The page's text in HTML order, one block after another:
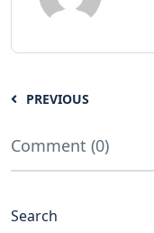
PREVIOUS
Comment (0)
Search